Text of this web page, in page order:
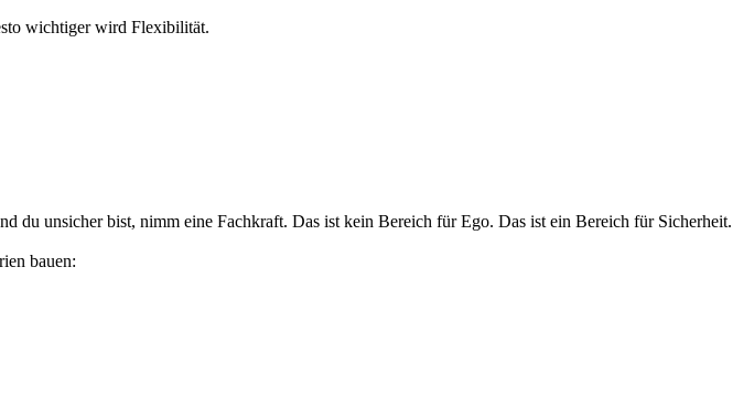
wichtiger wird Flexibilität.
du unsicher bist, nimm eine Fachkraft. Das ist kein Bereich für Ego. Das ist ein Bereich für Sicherheit.
bauen: